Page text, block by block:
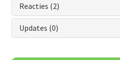
Reacties (2)
Updates (0)